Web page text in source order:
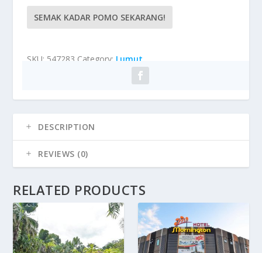
SEMAK KADAR POMO SEKARANG!
SKU: 547283 Category: Lumut
DESCRIPTION
REVIEWS (0)
RELATED PRODUCTS